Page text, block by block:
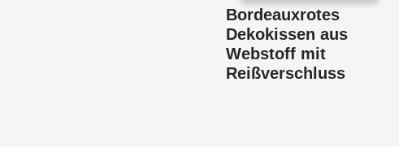
Bordeauxrotes
Dekokissen aus
Webstoff mit
Reißverschluss